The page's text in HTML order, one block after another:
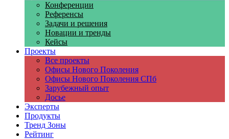
Конференции
Референсы
Задачи и решения
Новации и тренды
Кейсы
Проекты
Все проекты
Офисы Нового Поколения
Офисы Нового Поколения СПб
Зарубежный опыт
Досье
Эксперты
Продукты
Тренд Зоны
Рейтинг